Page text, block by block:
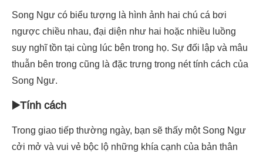
Song Ngư có biểu tượng là hình ảnh hai chú cá bơi
ngược chiều nhau, đại diện như hai hoặc nhiều luồng
suy nghĩ tồn tại cùng lúc bên trong họ. Sự đối lập và mâu
thuẫn bên trong cũng là đặc trưng trong nét tính cách của
Song Ngư.
▶️Tính cách
Trong giao tiếp thường ngày, bạn sẽ thấy một Song Ngư
cởi mở và vui vẻ bộc lộ những khía cạnh của bản thân